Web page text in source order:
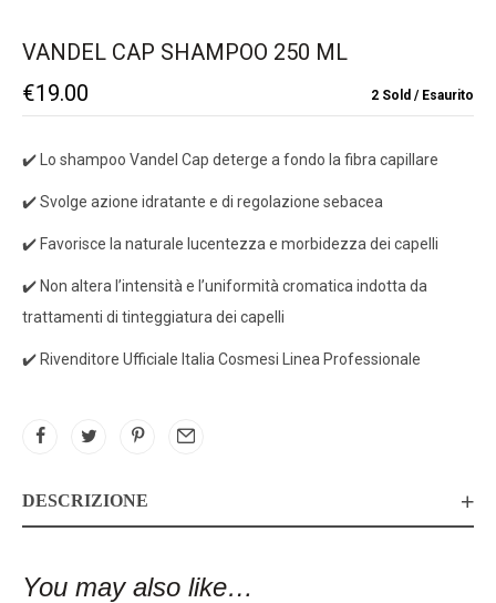
VANDEL CAP SHAMPOO 250 ML
2 Sold Esaurito
€19.00
✔️ Lo shampoo Vandel Cap deterge a fondo la fibra capillare
✔️ Svolge azione idratante e di regolazione sebacea
✔️ Favorisce la naturale lucentezza e morbidezza dei capelli
✔️ Non altera l’intensità e l’uniformità cromatica indotta da
trattamenti di tinteggiatura dei capelli
✔️ Rivenditore Ufficiale Italia Cosmesi Linea Professionale
DESCRIZIONE
You may also like…